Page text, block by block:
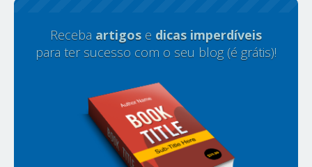
Receba artigos e dicas imperdíveis
para ter sucesso com o seu blog (é grátis)!